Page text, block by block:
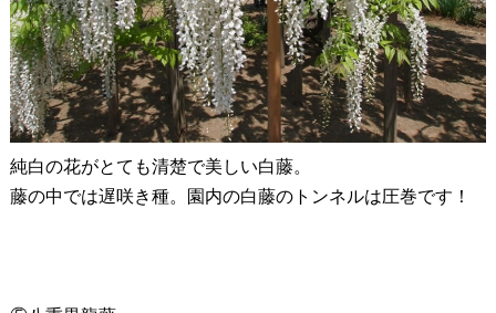
純白の花がとても清楚で美しい白藤。
藤の中では遅咲き種。園内の白藤のトンネルは圧巻です！